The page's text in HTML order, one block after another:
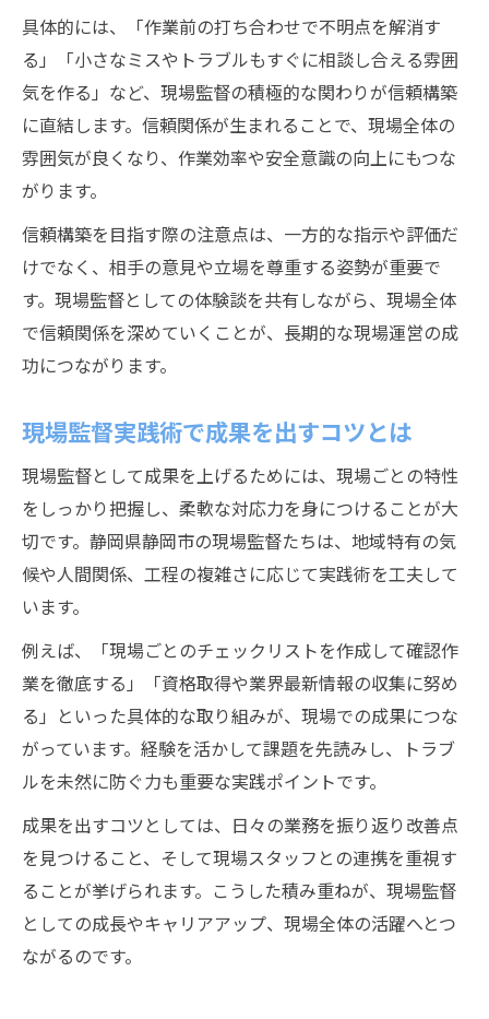
具体的には、「作業前の打ち合わせで不明点を解消す
る」「小さなミスやトラブルもすぐに相談し合える雰囲
気を作る」など、現場監督の積極的な関わりが信頼構築
に直結します。信頼関係が生まれることで、現場全体の
雰囲気が良くなり、作業効率や安全意識の向上にもつな
がります。
信頼構築を目指す際の注意点は、一方的な指示や評価だ
けでなく、相手の意見や立場を尊重する姿勢が重要で
す。現場監督としての体験談を共有しながら、現場全体
で信頼関係を深めていくことが、長期的な現場運営の成
功につながります。
現場監督実践術で成果を出すコツとは
現場監督として成果を上げるためには、現場ごとの特性
をしっかり把握し、柔軟な対応力を身につけることが大
切です。静岡県静岡市の現場監督たちは、地域特有の気
候や人間関係、工程の複雑さに応じて実践術を工夫して
います。
例えば、「現場ごとのチェックリストを作成して確認作
業を徹底する」「資格取得や業界最新情報の収集に努め
る」といった具体的な取り組みが、現場での成果につな
がっています。経験を活かして課題を先読みし、トラブ
ルを未然に防ぐ力も重要な実践ポイントです。
成果を出すコツとしては、日々の業務を振り返り改善点
を見つけること、そして現場スタッフとの連携を重視す
ることが挙げられます。こうした積み重ねが、現場監督
としての成長やキャリアアップ、現場全体の活躍へとつ
ながるのです。